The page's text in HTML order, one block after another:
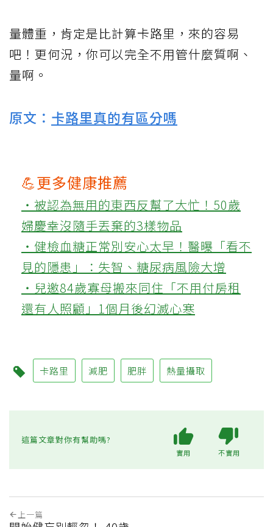
量體重，肯定是比計算卡路里，來的容易
吧！更何況，你可以完全不用管什麼質啊、
量啊。
原文： 卡路里真的有區分嗎
💪更多健康推薦
‧被認為無用的東西反幫了大忙！50歲
婦慶幸沒隨手丟棄的3樣物品
‧健檢血糖正常別安心太早！醫曝「看不
見的隱患」：失智、糖尿病風險大增
‧兒邀84歲寡母搬來同住「不用付房租
還有人照顧」1個月後幻滅心寒
卡路里 減肥 肥胖 熱量攝取
這篇文章對你有幫助嗎?
實用 不實用
上一篇